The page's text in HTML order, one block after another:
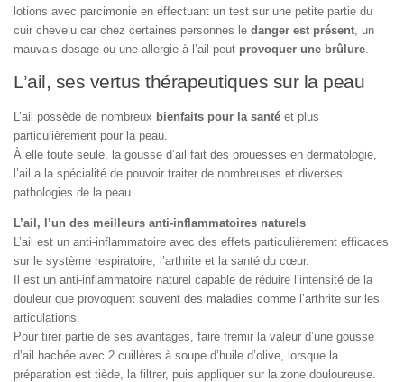
lotions avec parcimonie en effectuant un test sur une petite partie du
cuir chevelu car chez certaines personnes le danger est présent , un
mauvais dosage ou une allergie à l’ail peut provoquer une brûlure
L’ail, ses vertus thérapeutiques sur la peau
L’ail possède de nombreux bienfaits pour la santé et plus
particulièrement pour la peau.
À elle toute seule, la gousse d’ail fait des prouesses en dermatologie,
l’ail a la spécialité de pouvoir traiter de nombreuses et diverses
pathologies de la peau.
L’ail, l’un des meilleurs anti-inflammatoires naturels
L’ail est un anti-inflammatoire avec des effets particulièrement efficaces
sur le système respiratoire, l’arthrite et la santé du cœur.
Il est un anti-inflammatoire naturel capable de réduire l’intensité de la
douleur que provoquent souvent des maladies comme l’arthrite sur les
articulations.
Pour tirer partie de ses avantages, faire frémir la valeur d’une gousse
d’ail hachée avec 2 cuillères à soupe d’huile d’olive, lorsque la
préparation est tiède, la filtrer, puis appliquer sur la zone douloureuse.